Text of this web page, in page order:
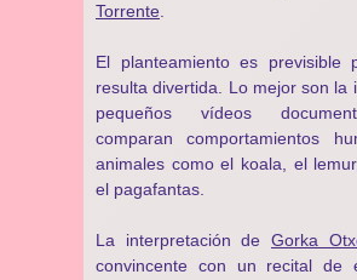
Torrente
El planteamiento es previsible
resulta divertida. Lo mejor son la
pequeños vídeos
comparan comportamientos
animales como el koala, el
el pagafantas.
La interpretación de Gorka
convincente con un recital de